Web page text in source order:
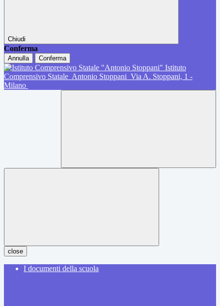
Chiudi
Conferma
Annulla Conferma
Istituto
Comprensivo Statale Antonio Stoppani Via A. Stoppani, 1 -
Milano
close
I documenti della scuola